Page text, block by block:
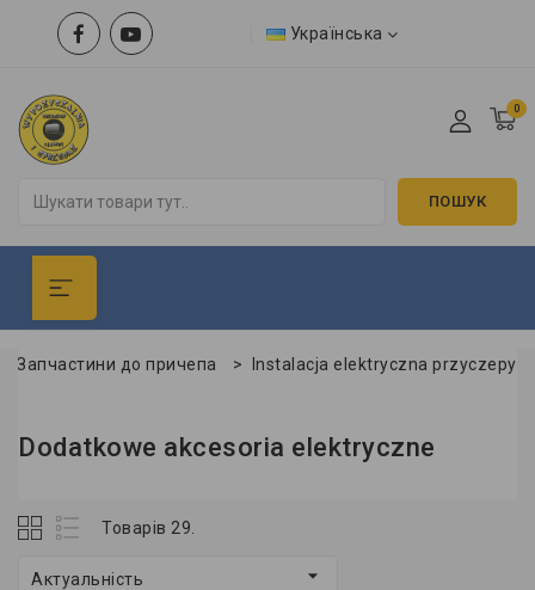
Українська
0
ПОШУК
Запчастини до причепа > Instalacja elektryczna przyczepy
Dodatkowe akcesoria elektryczne
Товарів 29.
Актуальність 